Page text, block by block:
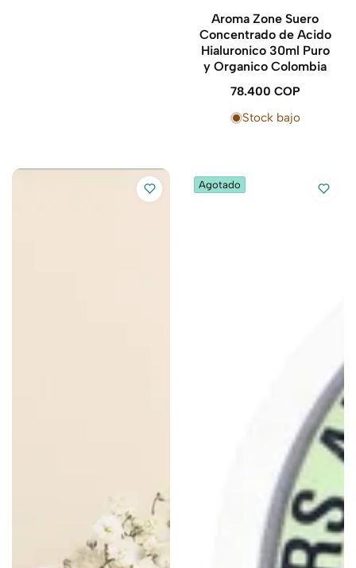
Aroma Zone Suero
Concentrado de Acido
Hialuronico 30ml Puro
y Organico Colombia
Precio
78.400 COP
Stock bajo
Agotado